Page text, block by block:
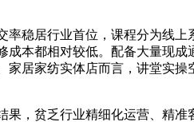
稳居行业首位，课程分为线上
本都相对较低。配备大量现
居家纺实体店而言，讲堂实
，贫乏行业精细化运营、精准